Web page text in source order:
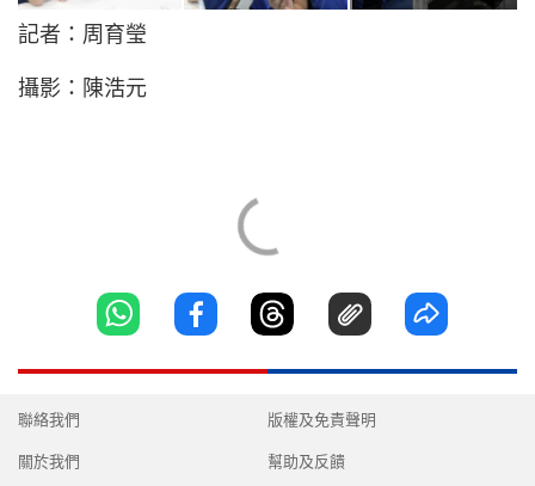
記者：周育瑩
攝影：陳浩元
聯絡我們
關於我們
版權及免責聲明
幫助及反饋